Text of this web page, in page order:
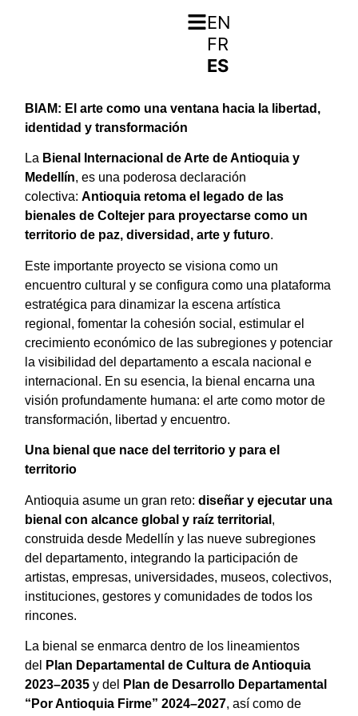
EN
FR
ES
BIAM: El arte como una ventana hacia la libertad,
identidad y transformación
La Bienal Internacional de Arte de Antioquia y
Medellín, es una poderosa declaración
colectiva:Antioquia retoma el legado de las
bienales de Coltejer para proyectarse como un
territorio de paz, diversidad, arte y futuro.
Este importante proyecto se visiona como un
encuentro cultural y se configura como una plataforma
estratégica para dinamizar la escena artística
regional, fomentar la cohesión social, estimular el
crecimiento económico de las subregiones y potenciar
la visibilidad del departamento a escala nacional e
internacional. En su esencia, la bienal encarna una
visión profundamente humana: el arte como motor de
transformación, libertad y encuentro.
Una bienal que nace del territorio y para el
territorio
Antioquia asume un gran reto:diseñar y ejecutar una
bienal con alcance global y raíz territorial ,
construida desde Medellín y las nueve subregiones
del departamento, integrando la participación de
artistas, empresas, universidades, museos, colectivos,
instituciones, gestores y comunidades de todos los
rincones.
La bienal se enmarca dentro de los lineamientos
del
Plan Departamental de Cultura de Antioquia
2023–2035 y del
Plan de Desarrollo Departamental
“Por Antioquia Firme” 2024–2027, así como de